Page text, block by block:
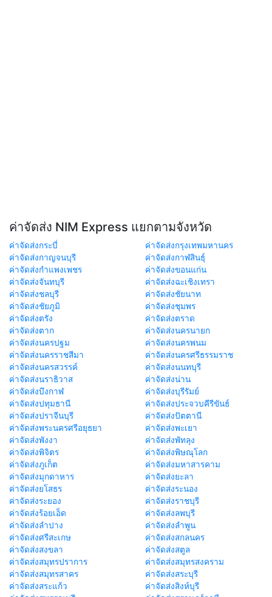
ค่าจัดส่ง NIM Express แยกตามจังหวัด
ค่าจัดส่งกระบี่
ค่าจัดส่งกรุงเทพมหานคร
ค่าจัดส่งกาญจนบุรี
ค่าจัดส่งกาฬสินธุ์
ค่าจัดส่งกำแพงเพชร
ค่าจัดส่งขอนแก่น
ค่าจัดส่งจันทบุรี
ค่าจัดส่งฉะเชิงเทรา
ค่าจัดส่งชลบุรี
ค่าจัดส่งชัยนาท
ค่าจัดส่งชัยภูมิ
ค่าจัดส่งชุมพร
ค่าจัดส่งตรัง
ค่าจัดส่งตราด
ค่าจัดส่งตาก
ค่าจัดส่งนครนายก
ค่าจัดส่งนครปฐม
ค่าจัดส่งนครพนม
ค่าจัดส่งนครราชสีมา
ค่าจัดส่งนครศรีธรรมราช
ค่าจัดส่งนครสวรรค์
ค่าจัดส่งนนทบุรี
ค่าจัดส่งนราธิวาส
ค่าจัดส่งน่าน
ค่าจัดส่งบึงกาฬ
ค่าจัดส่งบุรีรัมย์
ค่าจัดส่งปทุมธานี
ค่าจัดส่งประจวบคีรีขันธ์
ค่าจัดส่งปราจีนบุรี
ค่าจัดส่งปัตตานี
ค่าจัดส่งพระนครศรีอยุธยา
ค่าจัดส่งพะเยา
ค่าจัดส่งพังงา
ค่าจัดส่งพัทลุง
ค่าจัดส่งพิจิตร
ค่าจัดส่งพิษณุโลก
ค่าจัดส่งภูเก็ต
ค่าจัดส่งมหาสารคาม
ค่าจัดส่งมุกดาหาร
ค่าจัดส่งยะลา
ค่าจัดส่งยโสธร
ค่าจัดส่งระนอง
ค่าจัดส่งระยอง
ค่าจัดส่งราชบุรี
ค่าจัดส่งร้อยเอ็ด
ค่าจัดส่งลพบุรี
ค่าจัดส่งลำปาง
ค่าจัดส่งลำพูน
ค่าจัดส่งศรีสะเกษ
ค่าจัดส่งสกลนคร
ค่าจัดส่งสงขลา
ค่าจัดส่งสตูล
ค่าจัดส่งสมุทรปราการ
ค่าจัดส่งสมุทรสงคราม
ค่าจัดส่งสมุทรสาคร
ค่าจัดส่งสระบุรี
ค่าจัดส่งสระแก้ว
ค่าจัดส่งสิงห์บุรี